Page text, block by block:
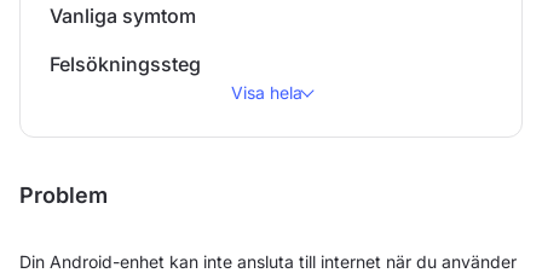
Vanliga symtom
Felsökningssteg
Visa hela
Problem
Din Android-enhet kan inte ansluta till internet när du använder